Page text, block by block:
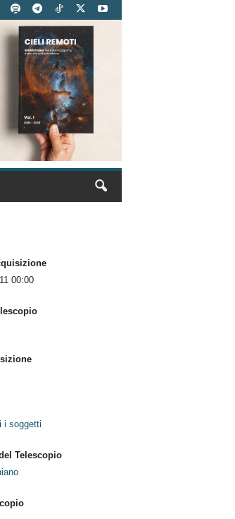
00:00
i soggetti
Telescopio